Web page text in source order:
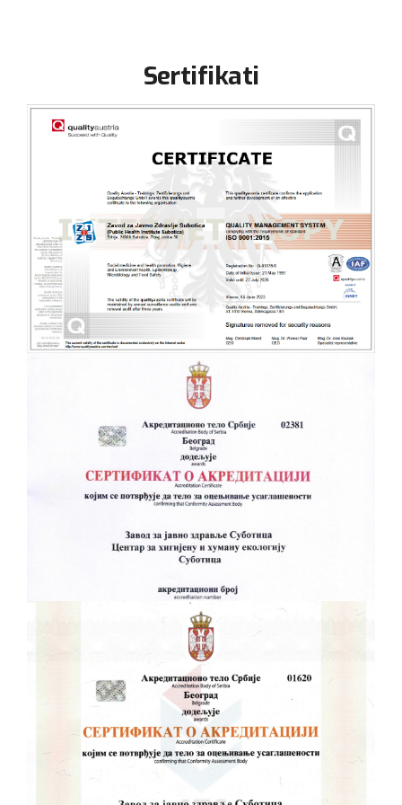
Sertifikati